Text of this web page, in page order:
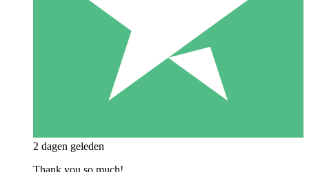
2 dagen geleden
Thank you so much!